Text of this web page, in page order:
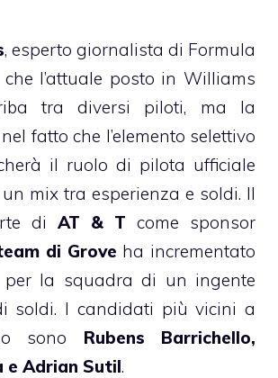
, esperto giornalista di Formula
l’attuale posto in Williams
tra diversi piloti, ma la
fatto che l’elemento selettivo
il ruolo di pilota ufficiale
mix tra esperienza e soldi. Il
di AT & T come sponsor
di Grove ha incrementato
per la squadra di un ingente
soldi. I candidati più vicini a
sono Rubens Barrichello,
e Adrian Sutil.